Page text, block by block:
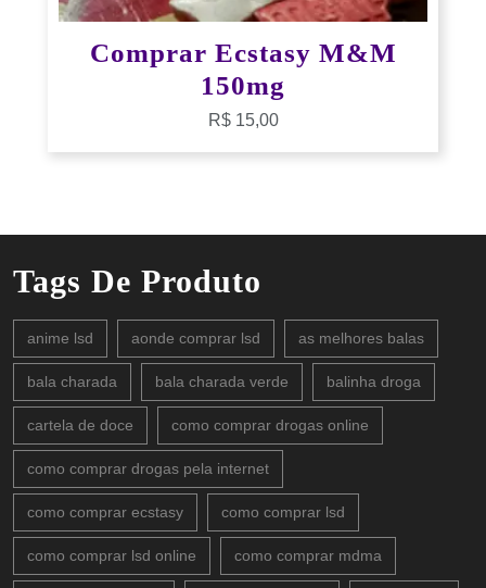
Comprar Ecstasy M&M
150mg
R$15,00
Tags De Produto
anime lsd aonde comprar lsd as melhores balas
bala charada bala charada verde balinha droga
cartela de doce como comprar drogas online
como comprar drogas pela internet
como comprar ecstasy como comprar lsd
como comprar lsd online como comprar mdma